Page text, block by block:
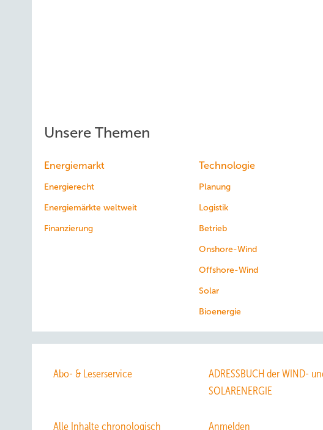
Unsere Themen
Energiemarkt
Energierecht
Energiemärkte weltweit
Finanzierung
Technologie
Planung
Logistik
Betrieb
Onshore-Wind
Offshore-Wind
Solar
Bioenergie
Abo- & Leserservice
ADRESSBUCH der WIND-
SOLARENERGIE
Alle Inhalte chronologisch Anmelden